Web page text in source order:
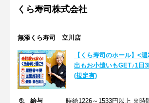
くら寿司株式会社
無添くら寿司 立川店
【くら寿司のホール】<
出もお小遣いもGET♪1日
(規定有)
給与
時給1226～1533円以上 ※時